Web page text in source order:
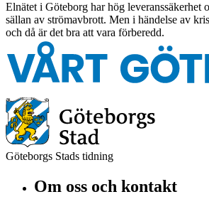
Elnätet i Göteborg har hög leveranssäkerhet
sällan av strömavbrott. Men i händelse av
och då är det bra att vara förberedd.
Göteborgs Stads tidning
Om oss och kontakt